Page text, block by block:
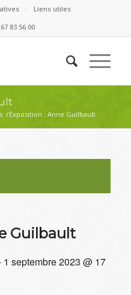
Liens utiles
83 56 00
/Exposition : Anne Guilbault
Guilbault
1 septembre 2023 @ 17